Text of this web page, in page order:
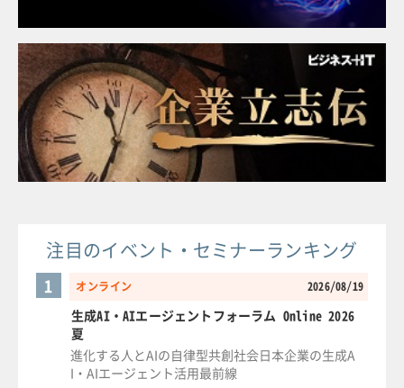
注目のイベント・セミナーランキング
オンライン 2026/08/19
1
生成AI・AIエージェントフォーラム Online 2026
夏
進化する人とAIの自律型共創社会日本企業の生成A
I・AIエージェント活用最前線